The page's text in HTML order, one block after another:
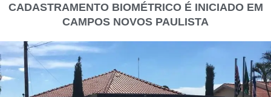
CADASTRAMENTO BIOMÉTRICO É INICIADO EM
CAMPOS NOVOS PAULISTA